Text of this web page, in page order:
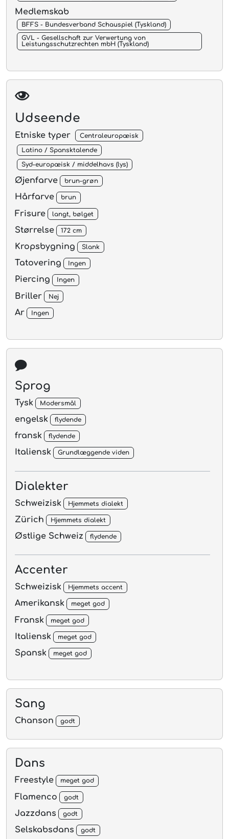
Medlemskab
BFFS - Bundesverband Schauspiel (Tyskland)
GVL - Gesellschaft zur Verwertung von
Leistungsschutzrechten mbH (Tyskland)
Udseende
Etniske typer Centraleuropæisk
Latino / Spansktalende
Syd-europæisk / middelhavs (lys)
Øjenfarve brun-grøn
Hårfarve brun
Frisure langt, bølget
Størrelse 172 cm
Kropsbygning Slank
Tatovering Ingen
Piercing Ingen
Briller Nej
Ar Ingen
Sprog
Tysk Modersmål
engelsk flydende
fransk flydende
Italiensk Grundlæggende viden
Dialekter
Schweizisk Hjemmets dialekt
Zürich Hjemmets dialekt
Østlige Schweiz flydende
Accenter
Schweizisk Hjemmets accent
Amerikansk meget god
Fransk meget god
Italiensk meget god
Spansk meget god
Sang
Chanson godt
Dans
Freestyle meget god
Flamenco godt
Jazzdans godt
Selskabsdans godt